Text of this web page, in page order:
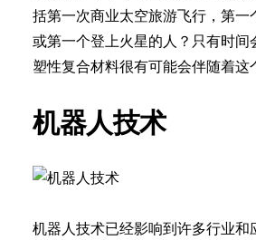
括第一次商业太空旅游飞行，第
或第一个登上火星的人？只有时间
塑性复合材料很有可能会伴随着这
机器人技术
机器人技术已经影响到许多行业和